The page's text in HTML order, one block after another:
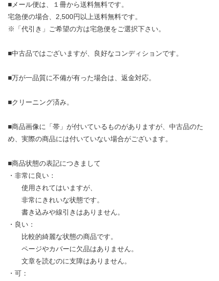
■メール便は、１冊から送料無料です。
宅急便の場合、2,500円以上送料無料です。
※「代引き」ご希望の方は宅急便をご選択下さい。
■中古品ではございますが、良好なコンディションです。
■万が一品質に不備が有った場合は、返金対応。
■クリーニング済み。
■商品画像に「帯」が付いているものがありますが、中古品のた
め、実際の商品には付いていない場合がございます。
■商品状態の表記につきまして
・非常に良い：
使用されてはいますが、
非常にきれいな状態です。
書き込みや線引きはありません。
・良い：
比較的綺麗な状態の商品です。
ページやカバーに欠品はありません。
文章を読むのに支障はありません。
・可：